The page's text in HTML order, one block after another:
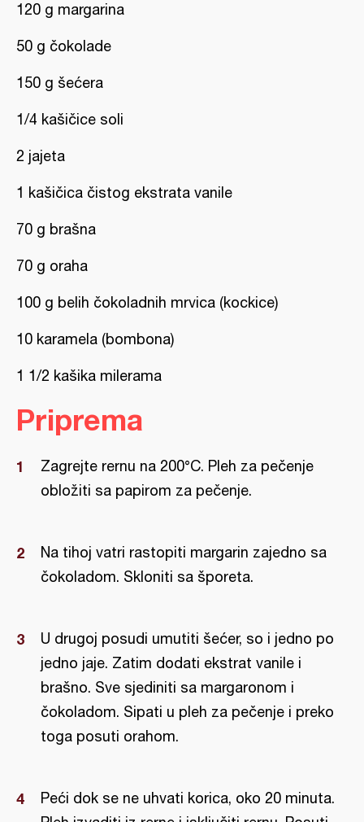
120 g margarina
50 g čokolade
150 g šećera
1/4 kašičice soli
2 jajeta
1 kašičica čistog ekstrata vanile
70 g brašna
70 g oraha
100 g belih čokoladnih mrvica (kockice)
10 karamela (bombona)
1 1/2 kašika milerama
Priprema
Zagrejte rernu na 200°C. Pleh za pečenje
obložiti sa papirom za pečenje.
Na tihoj vatri rastopiti margarin zajedno sa
čokoladom. Skloniti sa šporeta.
U drugoj posudi umutiti šećer, so i jedno po
jedno jaje. Zatim dodati ekstrat vanile i
brašno. Sve sjediniti sa margaronom i
čokoladom. Sipati u pleh za pečenje i preko
toga posuti orahom.
Peći dok se ne uhvati korica, oko 20 minuta.